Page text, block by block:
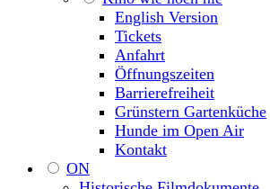
English Version
Tickets
Anfahrt
Öffnungszeiten
Barrierefreiheit
Grünstern Gartenküche
Hunde im Open Air
Kontakt
ON